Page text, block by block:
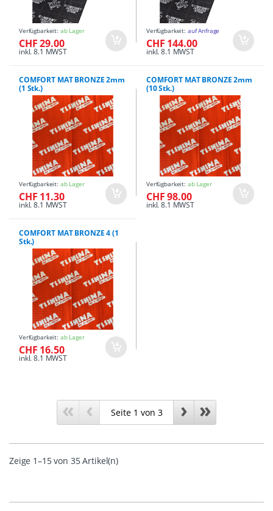
Verfügbarkeit: ab Lager
CHF 29.00
inkl. 8.1 MWST
Verfügbarkeit: auf Anfrage
CHF 144.00
inkl. 8.1 MWST
COMFORT MAT BRONZE 2mm
(1 Stk.)
Verfügbarkeit: ab Lager
CHF 11.30
inkl. 8.1 MWST
COMFORT MAT BRONZE 2mm
(10 Stk.)
Verfügbarkeit: ab Lager
CHF 98.00
inkl. 8.1 MWST
COMFORT MAT BRONZE 4 (1
Stk.)
Verfügbarkeit: ab Lager
CHF 16.50
inkl. 8.1 MWST
« ‹ › »
Zeige 1–15 von 35 Artikel(n)